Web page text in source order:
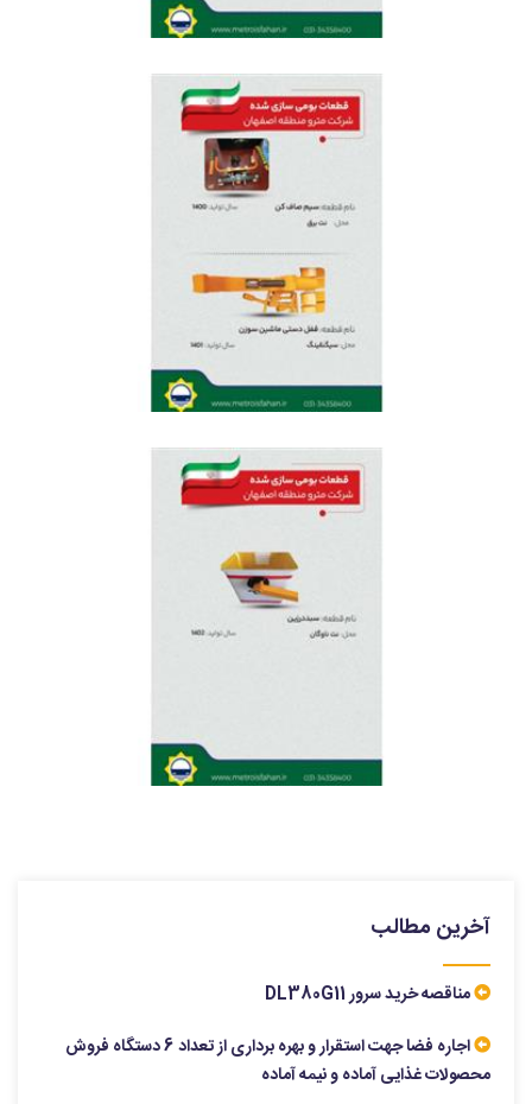
آخرین مطالب
مناقصه خرید سرور DL380G11
اجاره فضا جهت استقرار و بهره برداری از تعداد 6 دستگاه فروش
محصولات غذایی آماده و نیمه آماده